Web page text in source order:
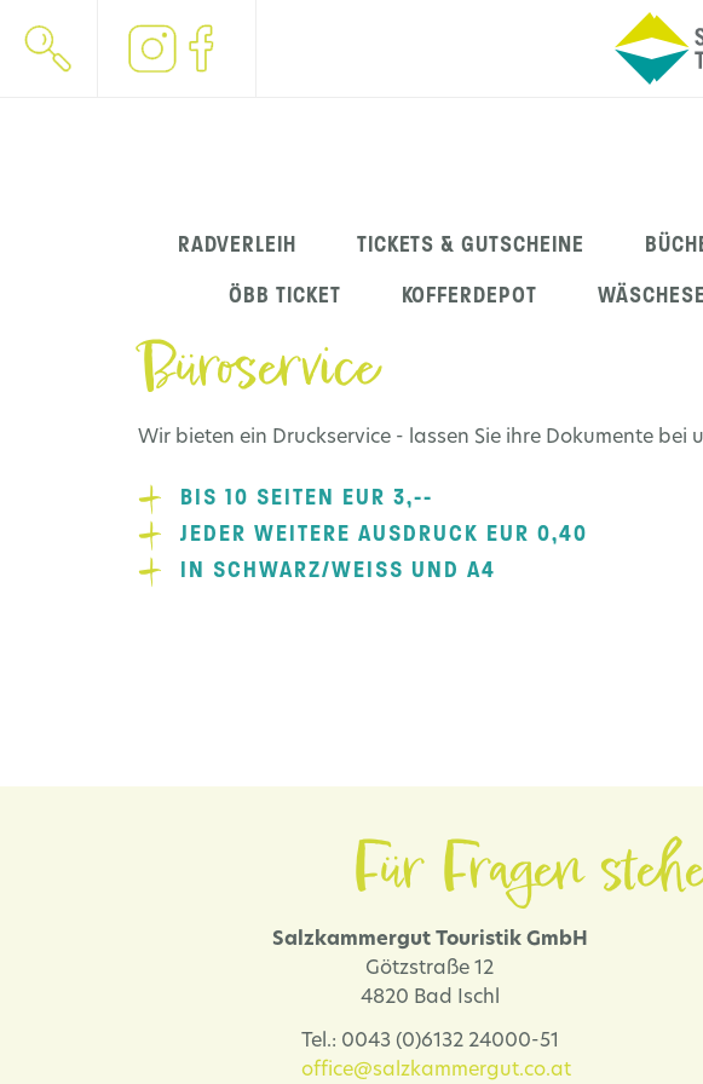
RADVERLEIH TICKETS & GUTSCHEINE
ÖBB TICKET
KOFFERDEPOT
Büroservice
Wir bieten ein Druckservice - lassen Sie ihre Dokumente bei
BIS 10 SEITEN EUR 3,--
JEDER WEITERE AUSDRUCK EUR 0,40
IN SCHWARZ/WEISS UND A4
Für Fragen
Salzkammergut Touristik GmbH
Götzstraße 12
4820 Bad Ischl
Tel.: 0043 (0)6132 24000-51
office@salzkammergut.co.at